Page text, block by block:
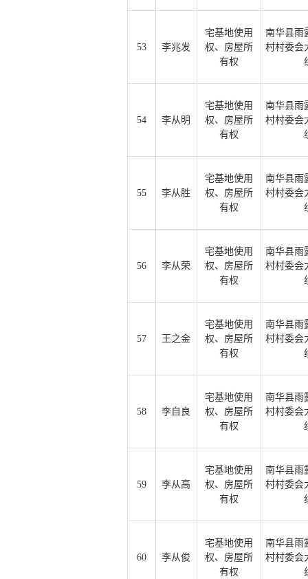
53 李兆发
宅基地使用
权、房屋所
有权
南华县雨
村村委会
54 李从明
宅基地使用
权、房屋所
有权
南华县雨
村村委会
55 李从胜
宅基地使用
权、房屋所
有权
南华县雨
村村委会
56 李从荣
宅基地使用
权、房屋所
有权
南华县雨
村村委会
57 王之金
宅基地使用
权、房屋所
有权
南华县雨
村村委会
58 李自良
宅基地使用
权、房屋所
有权
南华县雨
村村委会
59 李从高
宅基地使用
权、房屋所
有权
南华县雨
村村委会
60 李从俊
宅基地使用
权、房屋所
有权
南华县雨
村村委会